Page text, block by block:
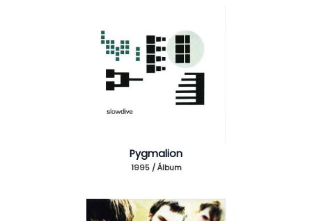
Pygmalion
1995 / Álbum